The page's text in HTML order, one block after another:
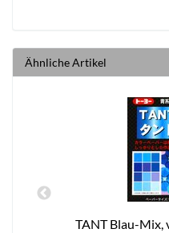
Ähnliche Artikel
TANT Blau-Mix,